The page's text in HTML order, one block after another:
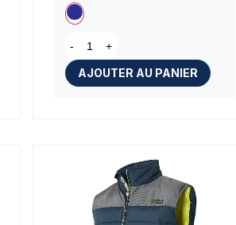
- +
AJOUTER AU PANIER